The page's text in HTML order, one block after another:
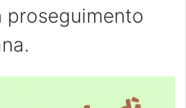
proseguimento